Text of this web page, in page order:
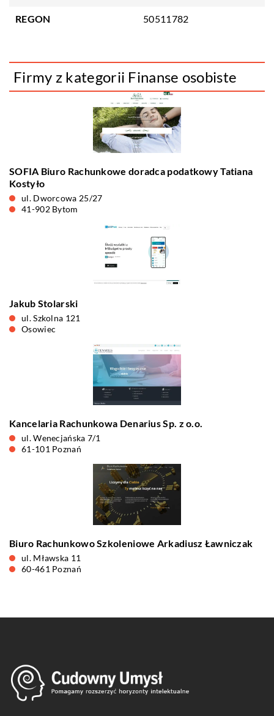
REGON 50511782
Firmy z kategorii Finanse osobiste
SOFIA Biuro Rachunkowe doradca podatkowy Tatiana
Kostyło
ul. Dworcowa 25/27
41-902 Bytom
Jakub Stolarski
ul. Szkolna 121
Osowiec
Kancelaria Rachunkowa Denarius Sp. z o.o.
ul. Wenecjańska 7/1
61-101 Poznań
Biuro Rachunkowo Szkoleniowe Arkadiusz Ławniczak
ul. Mławska 11
60-461 Poznań